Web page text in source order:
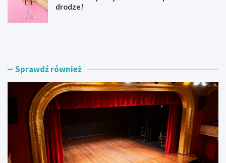
drodze!
Z
ń
p
t
ó
r
Z
c
n
p
a
c
Sprawdź również